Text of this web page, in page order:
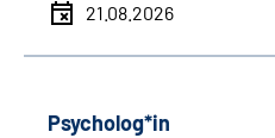
21.08.2026
Psycholog*in